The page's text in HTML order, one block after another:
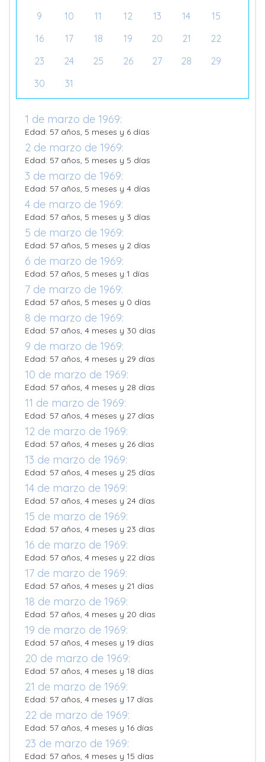
9
10 11 12 13 14
15
16
17 18 19 20 21
22
23
24 25 26 27 28
29
30
31
1 de marzo de 1969:
Edad: 57 años, 5 meses y 6 días
2 de marzo de 1969:
Edad: 57 años, 5 meses y 5 días
3 de marzo de 1969:
Edad: 57 años, 5 meses y 4 días
4 de marzo de 1969:
Edad: 57 años, 5 meses y 3 días
5 de marzo de 1969:
Edad: 57 años, 5 meses y 2 días
6 de marzo de 1969:
Edad: 57 años, 5 meses y 1 días
7 de marzo de 1969:
Edad: 57 años, 5 meses y 0 días
8 de marzo de 1969:
Edad: 57 años, 4 meses y 30 días
9 de marzo de 1969:
Edad: 57 años, 4 meses y 29 días
10 de marzo de 1969:
Edad: 57 años, 4 meses y 28 días
11 de marzo de 1969:
Edad: 57 años, 4 meses y 27 días
12 de marzo de 1969:
Edad: 57 años, 4 meses y 26 días
13 de marzo de 1969:
Edad: 57 años, 4 meses y 25 días
14 de marzo de 1969:
Edad: 57 años, 4 meses y 24 días
15 de marzo de 1969:
Edad: 57 años, 4 meses y 23 días
16 de marzo de 1969:
Edad: 57 años, 4 meses y 22 días
17 de marzo de 1969:
Edad: 57 años, 4 meses y 21 días
18 de marzo de 1969:
Edad: 57 años, 4 meses y 20 días
19 de marzo de 1969:
Edad: 57 años, 4 meses y 19 días
20 de marzo de 1969:
Edad: 57 años, 4 meses y 18 días
21 de marzo de 1969:
Edad: 57 años, 4 meses y 17 días
22 de marzo de 1969:
Edad: 57 años, 4 meses y 16 días
23 de marzo de 1969:
Edad: 57 años, 4 meses y 15 días